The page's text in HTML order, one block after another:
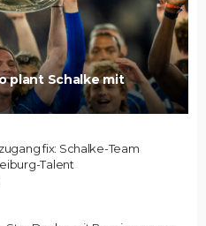
plant Schalke mit
fix: Schalke-Team
Talent